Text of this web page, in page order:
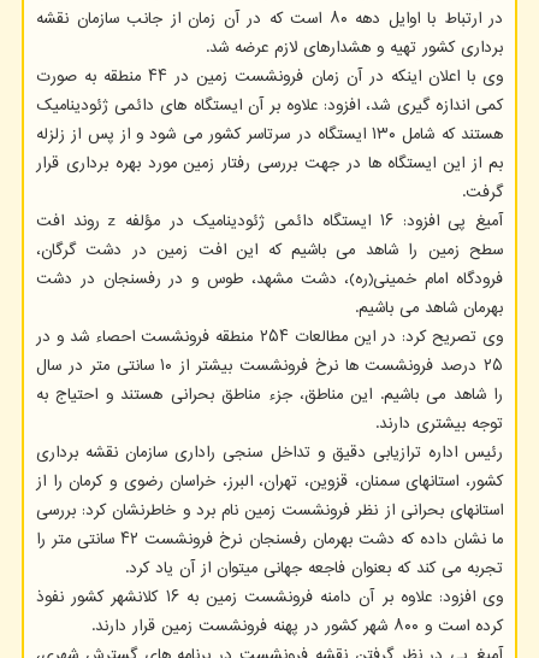
در ارتباط با اوایل دهه ۸۰ است که در آن زمان از جانب سازمان نقشه
برداری کشور تهیه و هشدارهای لازم عرضه شد.
وی با اعلان اینکه در آن زمان فرونشست زمین در ۴۴ منطقه به صورت
کمی اندازه گیری شد، افزود: علاوه بر آن ایستگاه های دائمی ژئودینامیک
هستند که شامل ۱۳۰ ایستگاه در سرتاسر کشور می شود و از پس از زلزله
بم از این ایستگاه ها در جهت بررسی رفتار زمین مورد بهره برداری قرار
گرفت.
آمیغ پی افزود: ۱۶ ایستگاه دائمی ژئودینامیک در مؤلفه z روند افت
سطح زمین را شاهد می باشیم که این افت زمین در دشت گرگان،
فرودگاه امام خمینی(ره)، دشت مشهد، طوس و در رفسنجان در دشت
بهرمان شاهد می باشیم.
وی تصریح کرد: در این مطالعات ۲۵۴ منطقه فرونشست احصاء شد و در
۲۵ درصد فرونشست ها نرخ فرونشست بیشتر از ۱۰ سانتی متر در سال
را شاهد می باشیم. این مناطق، جزء مناطق بحرانی هستند و احتیاج به
توجه بیشتری دارند.
رئیس اداره ترازیابی دقیق و تداخل سنجی راداری سازمان نقشه برداری
کشور، استانهای سمنان، قزوین، تهران، البرز، خراسان رضوی و کرمان را از
استانهای بحرانی از نظر فرونشست زمین نام برد و خاطرنشان کرد: بررسی
ما نشان داده که دشت بهرمان رفسنجان نرخ فرونشست ۴۲ سانتی متر را
تجربه می کند که بعنوان فاجعه جهانی میتوان از آن یاد کرد.
وی افزود: علاوه بر آن دامنه فرونشست زمین به ۱۶ کلانشهر کشور نفوذ
کرده است و ۸۰۰ شهر کشور در پهنه فرونشست زمین قرار دارند.